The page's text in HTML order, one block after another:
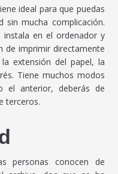
ideal para que puedas
sin mucha complicación.
en el ordenador y
de imprimir directamente
extensión del papel, la
Tiene muchos modos
el anterior, deberás de
terceros.
personas conocen de